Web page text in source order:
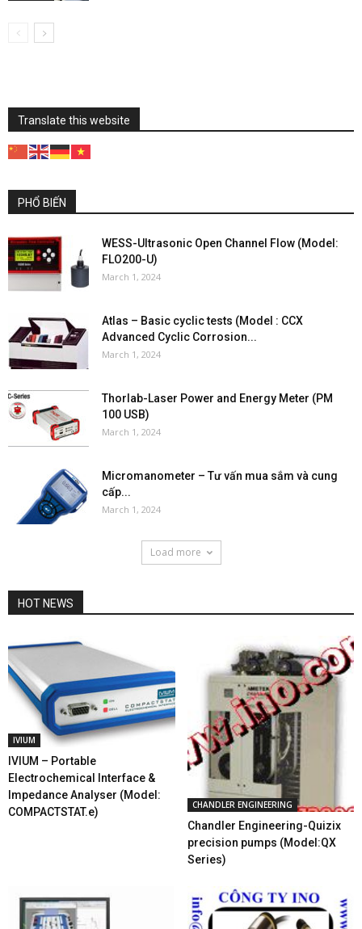
Translate this website
PHỔ BIẾN
WESS-Ultrasonic Open Channel Flow (Model:
FLO200-U)
March 1, 2024
Atlas – Basic cyclic tests (Model : CCX
Advanced Cyclic Corrosion...
March 1, 2024
Thorlab-Laser Power and Energy Meter (PM
100 USB)
March 1, 2024
Micromanometer – Tư vấn mua sắm và cung
cấp...
March 1, 2024
Load more
HOT NEWS
IVIUM
IVIUM – Portable
Electrochemical Interface &
Impedance Analyser (Model:
COMPACTSTAT.e)
CHANDLER ENGINEERING
Chandler Engineering-Quizix
precision pumps (Model:QX
Series)